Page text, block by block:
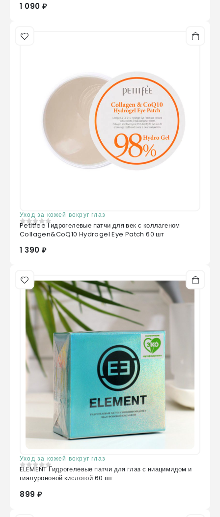
1 090 ₽
Уход за кожей вокруг глаз
0 из 5
Petitfee Гидрогелевые патчи для век с коллагеном
Collagen&CoQ10 Hydrogel Eye Patch 60 шт
1 390 ₽
Уход за кожей вокруг глаз
0из 5
ELEMENT Гидрогелевые патчи для глаз с ниацимидом и
гиалуроновой кислотой 60 шт
899 ₽